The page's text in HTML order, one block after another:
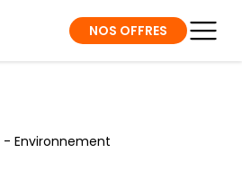
NOS OFFRES
Environnement